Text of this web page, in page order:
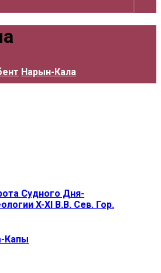
Нарын-Кала
Судного Дня-
X-XI В.В. Сев. Гор.
Капы